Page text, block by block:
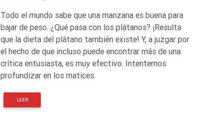
Todo el mundo sabe que una manzana es buena para
bajar de peso. ¿Qué pasa con los plátanos? ¡Resulta
que la dieta del plátano también existe! Y, a juzgar por
el hecho de que incluso puede encontrar más de una
crítica entusiasta, es muy efectivo. Intentemos
profundizar en los matices.
LEER